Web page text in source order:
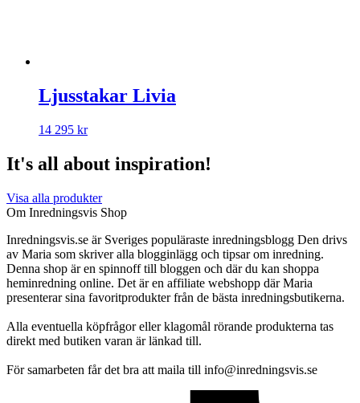
Ljusstakar Livia
14 295 kr
It's all about inspiration!
Visa alla produkter
Om Inredningsvis Shop
Inredningsvis.se är Sveriges populäraste inredningsblogg Den drivs
av Maria som skriver alla blogginlägg och tipsar om inredning.
Denna shop är en spinnoff till bloggen och där du kan shoppa
heminredning online. Det är en affiliate webshopp där Maria
presenterar sina favoritprodukter från de bästa inredningsbutikerna.
Alla eventuella köpfrågor eller klagomål rörande produkterna tas
direkt med butiken varan är länkad till.
För samarbeten får det bra att maila till info@inredningsvis.se